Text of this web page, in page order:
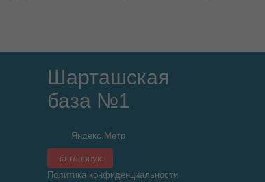
Шарташская
база №1
на главную
Политика конфиденциальности